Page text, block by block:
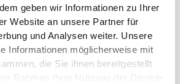
geben wir Informationen zu Ihrer
Website an unsere Partner für
und Analysen weiter. Unsere
Informationen möglicherweise mit
die Sie ihnen bereitgestellt
Rahmen Ihrer Nutzung der Dienste